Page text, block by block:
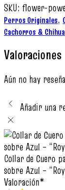
SKU: flower-
Perros Originales,
Cachorros &
Valoraciones
Aún no hay
Añadir una
Collar de Cuero
sobre Azul –
Valoración*